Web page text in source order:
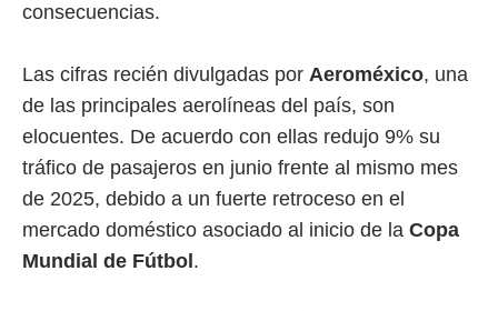
consecuencias.
Las cifras recién divulgadas por Aeroméxico, una
de las principales aerolíneas del país, son
elocuentes. De acuerdo con ellas redujo 9% su
tráfico de pasajeros en junio frente al mismo mes
de 2025, debido a un fuerte retroceso en el
mercado doméstico asociado al inicio de la Copa
Mundial de Fútbol .